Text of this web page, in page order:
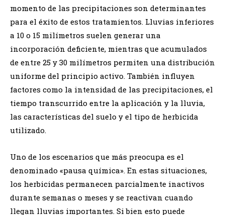
momento de las precipitaciones son determinantes
para el éxito de estos tratamientos. Lluvias inferiores
a 10 o 15 milímetros suelen generar una
incorporación deficiente, mientras que acumulados
de entre 25 y 30 milímetros permiten una distribución
uniforme del principio activo. También influyen
factores como la intensidad de las precipitaciones, el
tiempo transcurrido entre la aplicación y la lluvia,
las características del suelo y el tipo de herbicida
utilizado.
Uno de los escenarios que más preocupa es el
denominado «pausa química». En estas situaciones,
los herbicidas permanecen parcialmente inactivos
durante semanas o meses y se reactivan cuando
llegan lluvias importantes. Si bien esto puede